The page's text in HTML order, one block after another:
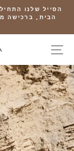
Skipהסייל שלנו
NAVIGATION